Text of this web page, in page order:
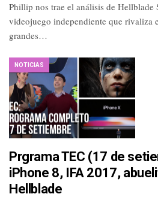
Phillip nos trae el análisis de Hellblade
videojuego independiente que rivaliza
grandes…
NOTICIAS
Prgrama TEC (17 de
iPhone 8, IFA 2017,
Hellblade